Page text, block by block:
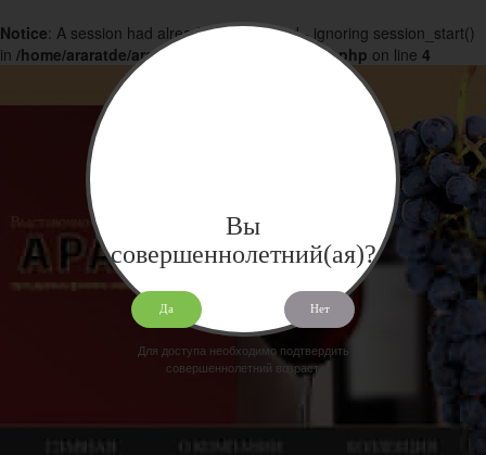
Notice: A session had already been started - ignoring session_start()
in /home/araratde/araratdeg.ru/docs/products.php on line 4
Вы
совершеннолетний(ая)?
Да Нет
Для доступа необходимо подтвердить
совершеннолетний возраст.